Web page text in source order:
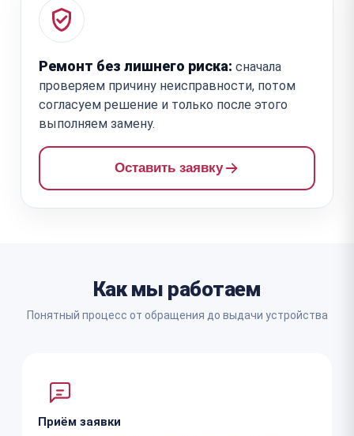
Ремонт без лишнего риска: сначала
проверяем причину неисправности, потом
согласуем решение и только после этого
выполняем замену.
Оставить заявку
Как мы работаем
Понятный процесс от обращения до выдачи устройства
Приём заявки